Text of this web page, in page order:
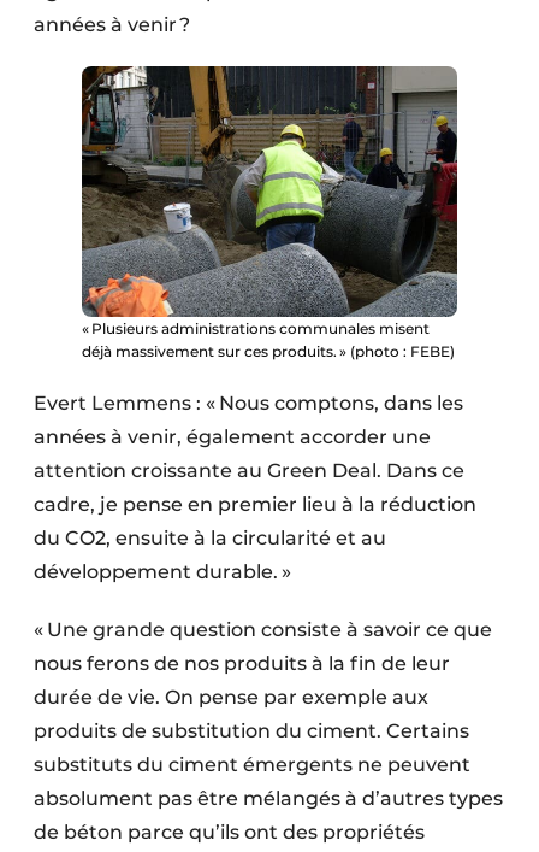
années à venir ?
« Plusieurs administrations communales misent
déjà massivement sur ces produits. » (photo : FEBE)
Evert Lemmens : « Nous comptons, dans les
années à venir, également accorder une
attention croissante au Green Deal. Dans ce
cadre, je pense en premier lieu à la réduction
du CO2, ensuite à la circularité et au
développement durable. »
« Une grande question consiste à savoir ce que
nous ferons de nos produits à la fin de leur
durée de vie. On pense par exemple aux
produits de substitution du ciment. Certains
substituts du ciment émergents ne peuvent
absolument pas être mélangés à d’autres types
de béton parce qu’ils ont des propriétés